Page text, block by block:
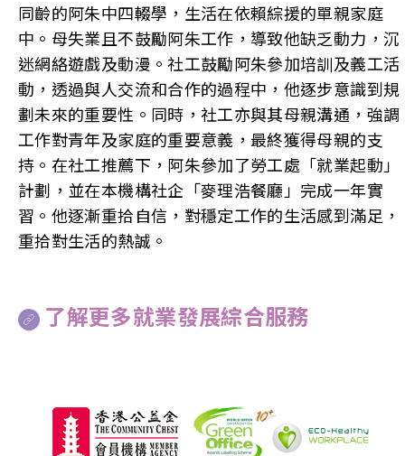
同齡的阿朱中四輟學，生活在依賴綜援的單親家庭
中。母失業且不鼓勵阿朱工作，導致他缺乏動力，沉
迷網絡遊戲及動漫。社工鼓勵阿朱參加培訓及義工活
動，透過與人交流和合作的過程中，他逐步意識到規
劃未來的重要性。同時，社工亦與其母親溝通，強調
工作對青年及家庭的重要意義，最終獲得母親的支
持。在社工推薦下，阿朱參加了勞工處「就業起動」
計劃，並在本機構社企「麥理浩餐廳」完成一年實
習。他逐漸重拾自信，對穩定工作的生活感到滿足，
重拾對生活的熱誠。
了解更多就業發展綜合服務